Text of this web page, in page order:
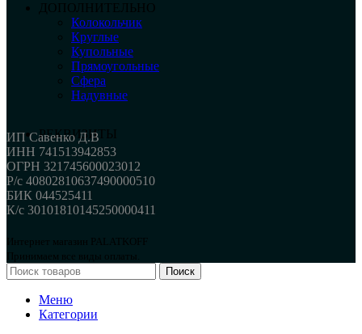
ДОПОЛНИТЕЛЬНО
Колокольчик
Круглые
Купольные
Прямоугольные
Сфера
Надувные
РЕКВИЗИТЫ
ИП Савенко Д.В
ИНН 741513942853
ОГРН 321745600023012
Р/с 40802810637490000510
БИК 044525411
К/с 30101810145250000411
Интернет магазин PALATKOFF
Принимаем все виды оплаты.
Поиск
Меню
Категории